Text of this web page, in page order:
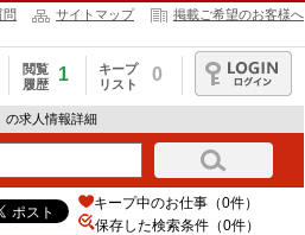
問 サイトマップ 掲載ご希望のお客様へ
閲覧
履歴
1
キープ
リスト
0
ログイン
求人情報詳細
キープ中のお仕事（0件）
保存した検索条件（0件）